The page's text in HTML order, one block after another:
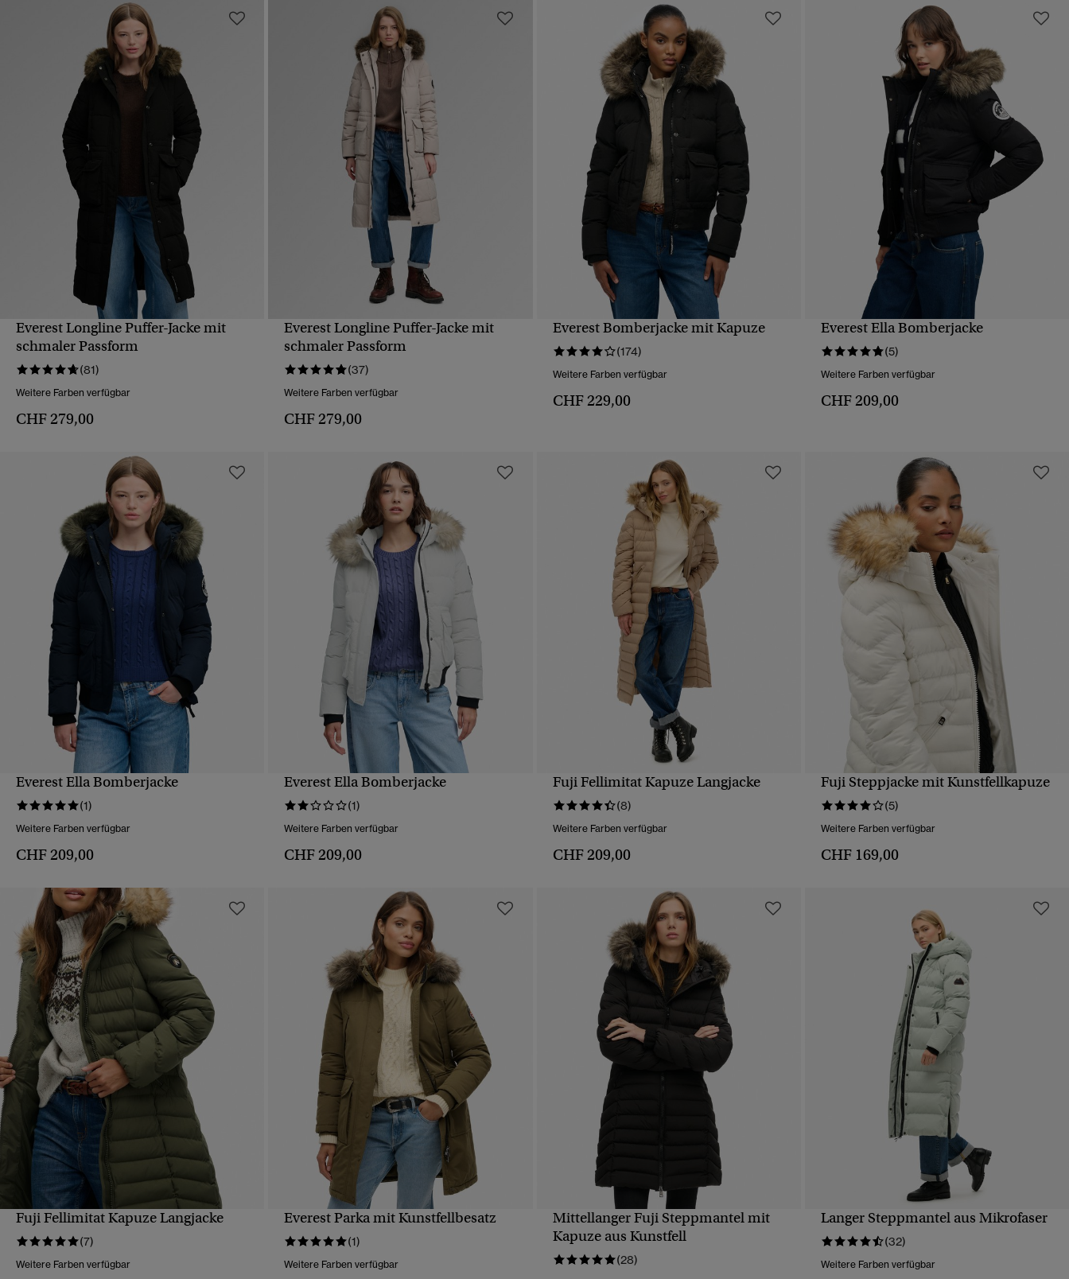
SCHNELLANSICHT
Everest Longline Puffer-Jacke mit
schmaler Passform
(81)
Weitere Farben verfügbar
CHF 279,00
SCHNELLANSICHT
Everest Longline Puffer-Jacke mit
schmaler Passform
(37)
Weitere Farben verfügbar
CHF 279,00
SCHNELLANSICHT
Everest Bomberjacke mit Kapuze
(174)
Weitere Farben verfügbar
CHF 229,00
SCHNELLANSICHT
Everest Ella Bomberjacke
(5)
Weitere Farben verfügbar
CHF 209,00
SCHNELLANSICHT
Everest Ella Bomberjacke
(1)
Weitere Farben verfügbar
CHF 209,00
SCHNELLANSICHT
Everest Ella Bomberjacke
(1)
Weitere Farben verfügbar
CHF 209,00
SCHNELLANSICHT
Fuji Fellimitat Kapuze Langjacke
(8)
Weitere Farben verfügbar
CHF 209,00
Fuji Steppjacke mit Kunstfellkapuze
(5)
Weitere Farben verfügbar
CHF 169,00
SCHNELLANSICHT
Fuji Fellimitat Kapuze Langjacke
(7)
Weitere Farben verfügbar
Everest Parka mit Kunstfellbesatz
(1)
Weitere Farben verfügbar
SCHNELLANSICHT
Mittellanger Fuji Steppmantel mit
Kapuze aus Kunstfell
(28)
SCHNELLANSICHT
Langer Steppmantel aus Mikrofaser
(32)
Weitere Farben verfügbar